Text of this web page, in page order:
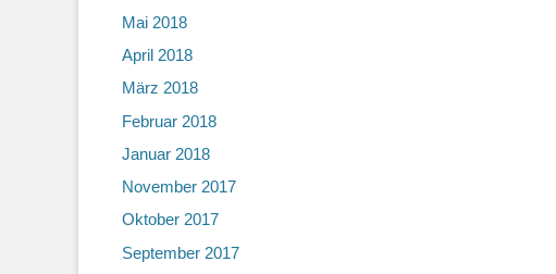
Mai 2018
April 2018
März 2018
Februar 2018
Januar 2018
November 2017
Oktober 2017
September 2017